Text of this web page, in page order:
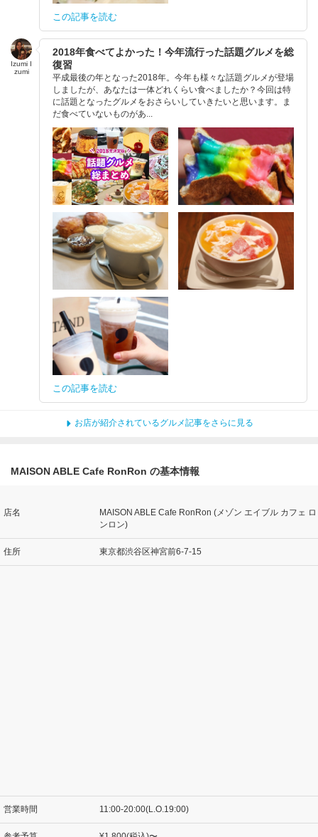
この記事を読む
Izumi I
zumi
2018年食べてよかった！今年流行った話題グルメを総
復習
平成最後の年となった2018年。今年も様々な話題グルメが登場
しましたが、あなたは一体どれくらい食べましたか？今回は特
に話題となったグルメをおさらいしていきたいと思います。ま
だ食べていないものがあ...
この記事を読む
お店が紹介されているグルメ記事をさらに見る
MAISON ABLE Cafe RonRon の基本情報
店名
MAISON ABLE Cafe RonRon (メゾン エイブル カフェ ロ
ンロン)
住所 東京都渋谷区神宮前6-7-15
営業時間 11:00-20:00(L.O.19:00)